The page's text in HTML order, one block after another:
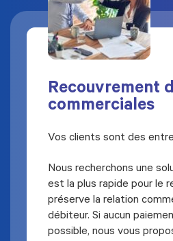
Recouvrement
commerciales
Vos clients sont des
Nous recherchons une
est la plus rapide pour le
préserve la relation
débiteur. Si aucun
possible, nous vous